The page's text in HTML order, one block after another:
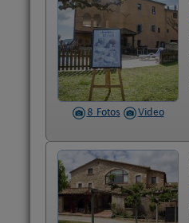
8 Fotos Video